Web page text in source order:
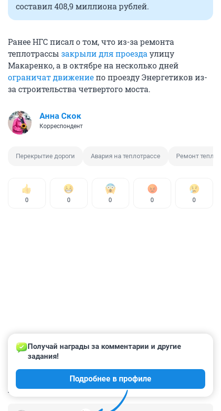
составил 408,9 миллиона рублей.
Ранее НГС писал о том, что из-за ремонта
теплотрассы закрыли для проезда улицу
Макаренко, а в октябре на несколько дней
ограничат движениепо проезду Энергетиков из-
за строительства четвертого моста.
Анна Скок
Корреспондент
Перекрытие дороги Авария на теплотрассе Ремонт
0 0 0 0 0
КОММЕНТАРИИ 21
Получай награды за комментарии и другие
задания!
Подробнее в профиле